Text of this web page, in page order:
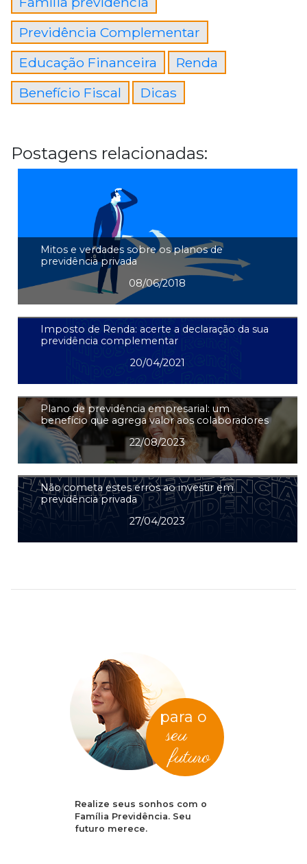
Previdência Complementar
Educação Financeira
Renda
Benefício Fiscal
Dicas
Postagens relacionadas:
Mitos e verdades sobre os planos de
previdência privada
08/06/2018
Imposto de Renda: acerte a declaração da sua
previdência complementar
20/04/2021
Plano de previdência empresarial: um
benefício que agrega valor aos colaboradores
22/08/2023
Não cometa estes erros ao investir em
previdência privada
27/04/2023
para o
seu
futuro
Realize seus sonhos com o
Família Previdência. Seu
futuro merece.